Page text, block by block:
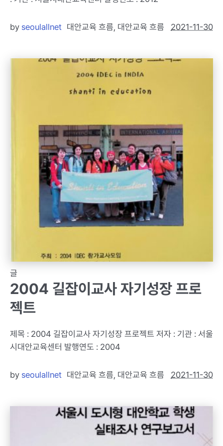
2021-11-30
by seoulallnet 대안교육 흐름, 대안교육 흐름
글
2004 길잡이교사 자기성장 프로
젝트
제목 : 2004 길잡이교사 자기성장 프로젝트 저자 : 기관 : 서울
시대안교육센터 발행연도 : 2004
2021-11-30
by seoulallnet 대안교육 흐름, 대안교육 흐름